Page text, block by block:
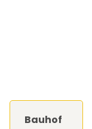
Bauhof